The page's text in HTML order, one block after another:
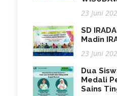
23 Juni
SD
Madin
23 Juni
Dua
Medali
Sains